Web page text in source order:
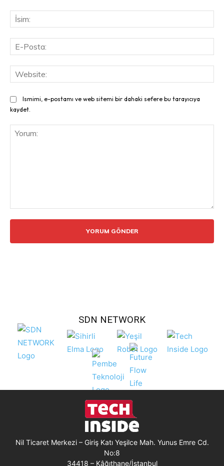
Ismimi, e-postamı ve web sitemi bir dahaki sefere bu tarayıcıya
kaydet.
SDN NETWORK
Nil Ticaret Merkezi – Giriş Katı Yeşilce Mah. Yunus Emre Cd.
No:8
34418 – Kâğıthane/İstanbul